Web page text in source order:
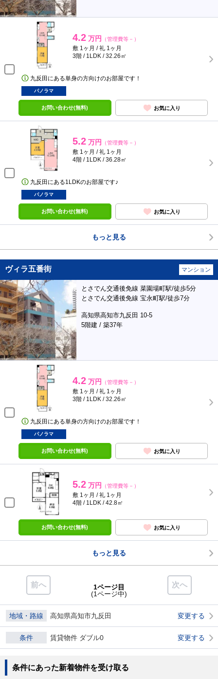
4.2 万円 （管理費等－）
敷 1ヶ月 / 礼 1ヶ月
3階 / 1LDK / 32.26㎡
九反田にある単身の方向けのお部屋です！
パノラマ
お問い合わせ(無料) お気に入り
5.2 万円 （管理費等－）
敷 1ヶ月 / 礼 1ヶ月
4階 / 1LDK / 36.28㎡
九反田にある1LDKのお部屋です♪
パノラマ
お問い合わせ(無料) お気に入り
もっと見る
ヴィラ五番街 マンション
とさでん交通後免線 菜園場町駅/徒歩5分
とさでん交通後免線 宝永町駅/徒歩7分
高知県高知市九反田 10-5
5階建 / 築37年
4.2 万円 （管理費等－）
敷 1ヶ月 / 礼 1ヶ月
3階 / 1LDK / 32.26㎡
九反田にある単身の方向けのお部屋です！
パノラマ
お問い合わせ(無料) お気に入り
5.2 万円 （管理費等－）
敷 1ヶ月 / 礼 1ヶ月
4階 / 1LDK / 42.8㎡
お問い合わせ(無料) お気に入り
もっと見る
前へ 次へ
1ページ目
(1ページ中)
地域・路線 高知県高知市九反田 変更する
条件 賃貸物件 ダブル0 変更する
条件にあった新着物件を受け取る